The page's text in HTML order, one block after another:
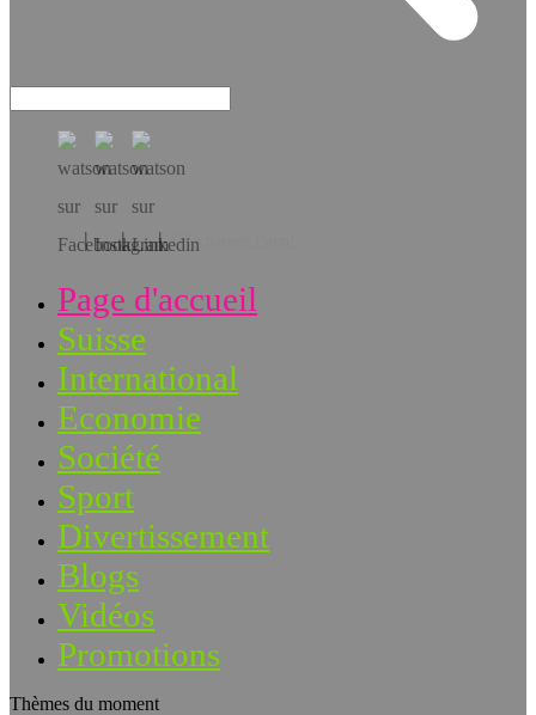
Téléchargez l’app!
Page d'accueil
Suisse
International
Economie
Société
Sport
Divertissement
Blogs
Vidéos
Promotions
Thèmes du moment